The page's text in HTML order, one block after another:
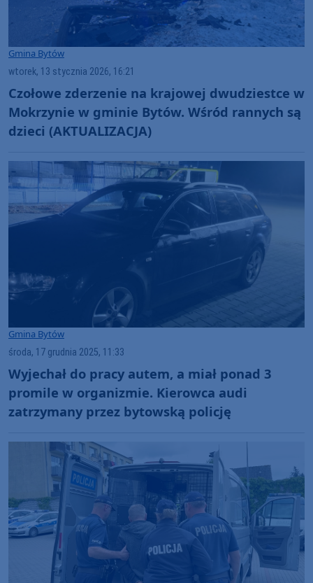
Gmina Bytów
wtorek, 13 stycznia 2026, 16:21
Czołowe zderzenie na krajowej dwudziestce w
Mokrzynie w gminie Bytów. Wśród rannych są
dzieci (AKTUALIZACJA)
Gmina Bytów
środa, 17 grudnia 2025, 11:33
Wyjechał do pracy autem, a miał ponad 3
promile w organizmie. Kierowca audi
zatrzymany przez bytowską policję